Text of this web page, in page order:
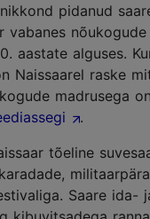
pidanud
vabanes
aastate alguses.
Naissaarel raske
madrusega on
.
tõeline
Saare ida-